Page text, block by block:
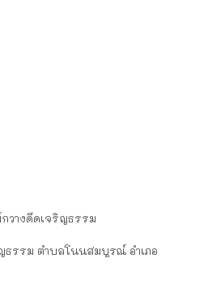
วางดีดเจริญธรรม
ธรรม ตำบลโนนสมบูรณ์ อำเภอ